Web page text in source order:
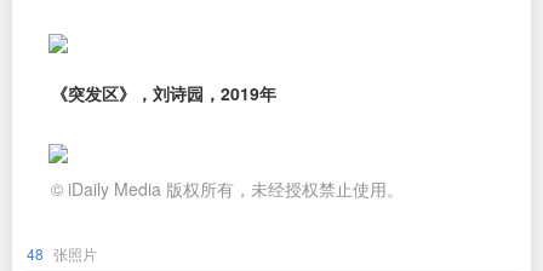
《突发区》，刘诗园，2019年
© iDaily Media 版权所有，未经授权禁止使用。
48 张照片